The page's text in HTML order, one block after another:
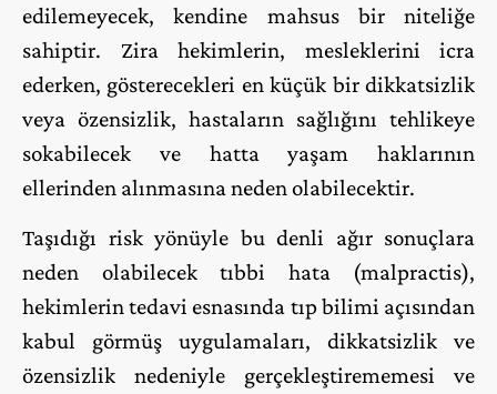
edilemeyecek, kendine mahsus bir niteliğe
sahiptir. Zira hekimlerin, mesleklerini icra
ederken, gösterecekleri en küçük bir dikkatsizlik
veya özensizlik, hastaların sağlığını tehlikeye
sokabilecek ve hatta yaşam haklarının
ellerinden alınmasına neden olabilecektir.
Taşıdığı risk yönüyle bu denli ağır sonuçlara
neden olabilecek tıbbi hata (malpractis),
hekimlerin tedavi esnasında tıp bilimi açısından
kabul görmüş uygulamaları, dikkatsizlik ve
özensizlik nedeniyle gerçekleştirememesi ve